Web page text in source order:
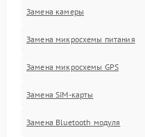
Замена камеры
Замена микросхемы питания
Замена микросхемы GPS
Замена SIM-карты
Замена Bluetooth модуля